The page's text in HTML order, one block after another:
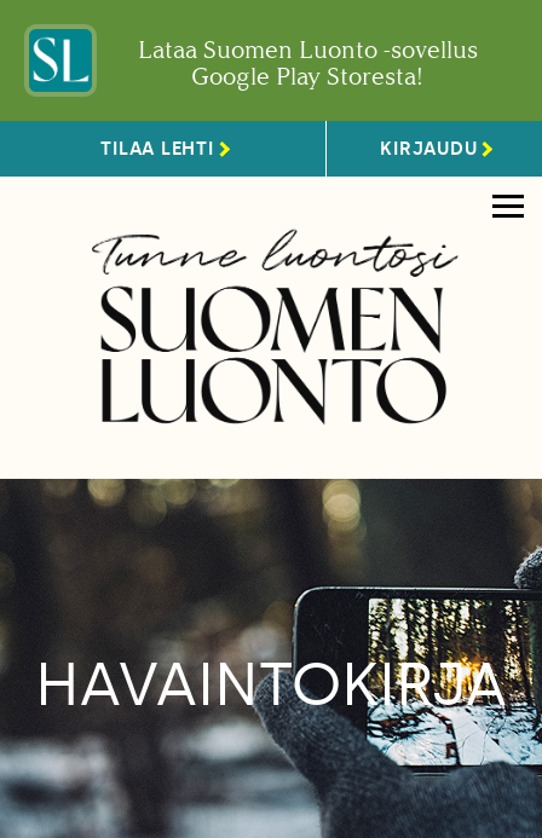
Lataa Suomen Luonto -sovellus
Google Play Storesta!
TILAA LEHTI KIRJAUDU
HAVAINTOKIRJA